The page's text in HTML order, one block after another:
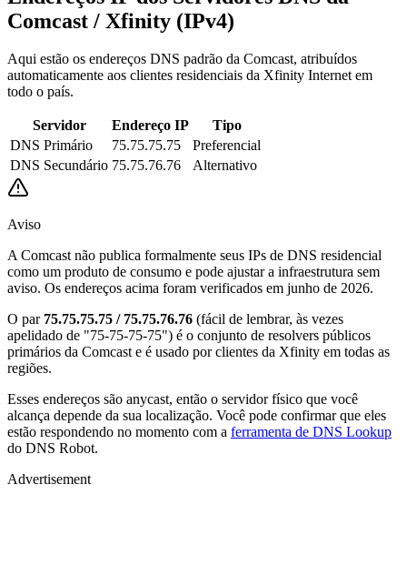
Comcast / Xfinity (IPv4)
Aqui estão os endereços DNS padrão da Comcast, atribuídos
automaticamente aos clientes residenciais da Xfinity Internet em
todo o país.
Servidor Endereço IP
Tipo
DNS Primário
75.75.75.75
Preferencial
DNS Secundário 75.75.76.76 Alternativo
Aviso
A Comcast não publica formalmente seus IPs de DNS residencial
como um produto de consumo e pode ajustar a infraestrutura sem
aviso. Os endereços acima foram verificados em junho de 2026.
O par 75.75.75.75 / 75.75.76.76 (fácil de lembrar, às vezes
apelidado de "75-75-75-75") é o conjunto de resolvers públicos
primários da Comcast e é usado por clientes da Xfinity em todas as
regiões.
Esses endereços são anycast, então o servidor físico que você
alcança depende da sua localização. Você pode confirmar que eles
estão respondendo no momento com a ferramenta de DNS Lookup
do DNS Robot.
Advertisement